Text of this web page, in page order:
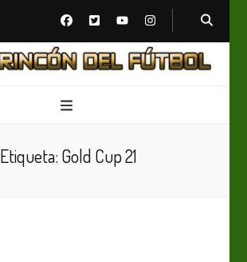
Etiqueta: Gold Cup 21